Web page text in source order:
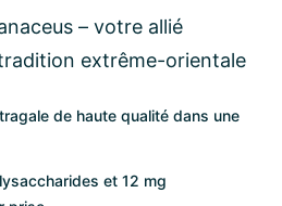
– votre allié
extrême-orientale
de haute qualité dans une
et 12 mg